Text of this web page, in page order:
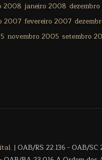
2008 janeiro 2008
2007 fevereiro 2007
novembro 2005 setembro
. | OAB/RS 22.136 - OAB/SC